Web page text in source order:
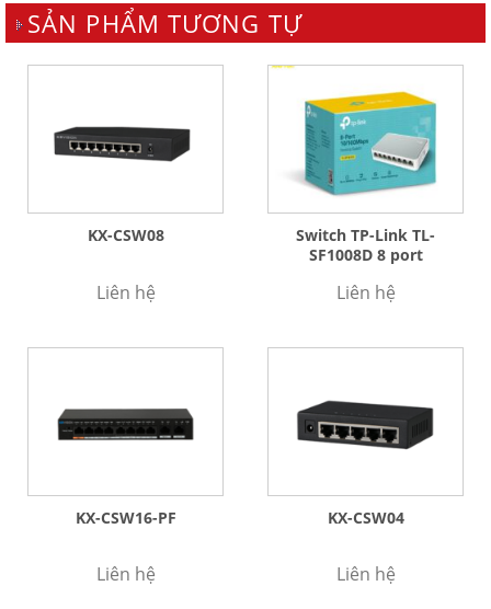
SẢN PHẨM TƯƠNG TỰ
KX-CSW08
Liên hệ
Switch TP-Link TL-
SF1008D 8 port
Liên hệ
KX-CSW16-PF
Liên hệ
KX-CSW04
Liên hệ